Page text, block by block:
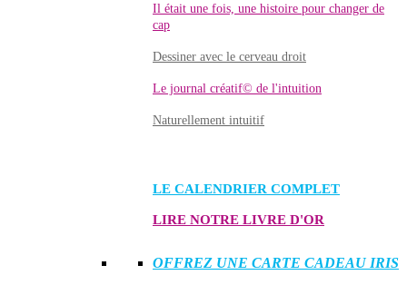
Il était une fois, une histoire pour changer de
cap
Dessiner avec le cerveau droit
Le journal créatif© de l'intuition
Naturellement intuitif
LE CALENDRIER COMPLET
LIRE NOTRE LIVRE D'OR
OFFREZ UNE CARTE CADEAU IRIS